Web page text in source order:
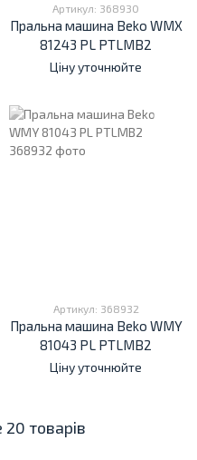
Артикул: 368930
Пральна машина Beko WMX
81243 PL PTLMB2
Ціну уточнюйте
Артикул: 368932
Пральна машина Beko WMY
81043 PL PTLMB2
Ціну уточнюйте
товарів